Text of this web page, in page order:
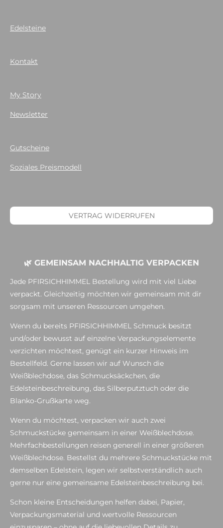
Edelsteine
Kontakt
My Story
Newsletter
Gutscheine
Soziales Preismodell
VERTRAG WIDERRUFEN
🌿 GEMEINSAM NACHHALTIG VERPACKEN
Jede PFIRSICHHIMMEL Bestellung wird mit viel Liebe
verpackt. Gleichzeitig möchten wir gemeinsam mit dir
sorgsam mit unseren Ressourcen umgehen.
Wenn du bereits PFIRSICHHIMMEL Schmuck besitzt
und/oder bewusst auf einzelne Verpackungselemente
verzichten möchtest, genügt ein kurzer Hinweis im
Bestellfeld. Gerne lassen wir auf Wunsch die
Weißblechdose, das Schmucksäckchen, die
Edelsteinbeschreibung, das Silberputztuch oder die
Blanko-Grußkarte weg.
Wenn du möchtest, verpacken wir auch zwei
Schmuckstücke gemeinsam in einer Weißblechdose.
Mehrfachbestellungen reisen generell in einer größeren
Weißblechdose. Bestellst du mehrere Schmuckstücke mit
demselben Edelstein, legen wir selbstverständlich auch
gerne nur eine gemeinsame Edelsteinbeschreibung bei.
Schon kleine Entscheidungen helfen dabei, Papier,
Verpackungsmaterial und wertvolle Ressourcen